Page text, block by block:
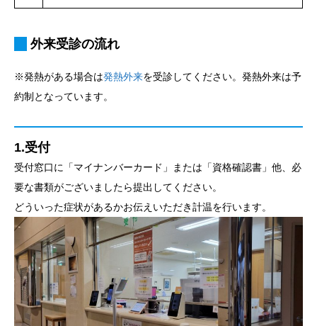
外来受診の流れ
※発熱がある場合は発熱外来を受診してください。発熱外来は予
約制となっています。
1.受付
受付窓口に「マイナンバーカード」または「資格確認書」他、必
要な書類がございましたら提出してください。
どういった症状があるかお伝えいただき計温を行います。